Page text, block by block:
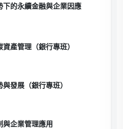
下的永續金融與企業因應
產管理（銀行專班）
發展（銀行專班）
與企業管理應用